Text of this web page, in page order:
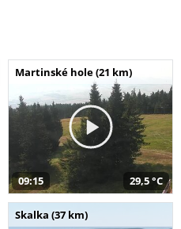
Martinské hole (21 km)
09:15 29,5 °C
Skalka (37 km)